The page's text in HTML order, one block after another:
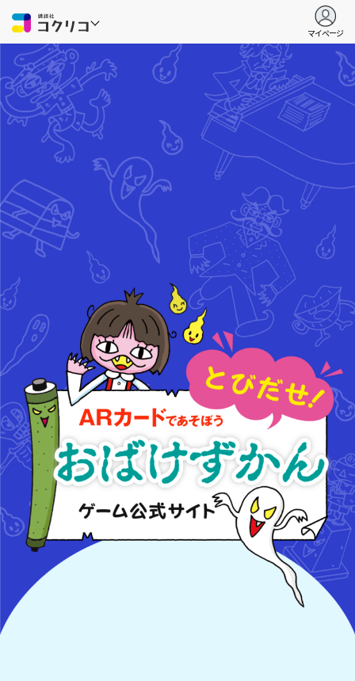
マイページ